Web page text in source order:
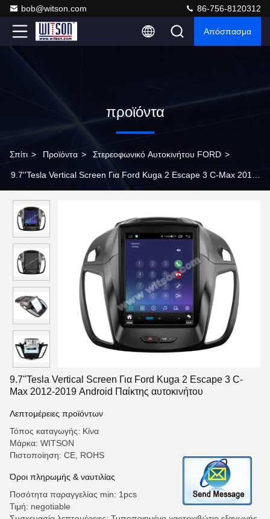
bob@witson.com 86-756-8120312
Απόσπασμα
προϊόντα
Σπίτι > Προϊόντα > Στερεοφωνικό Αυτοκινήτου FORD >
9.7''Tesla Vertical Screen Για Ford Kuga 2 Escape 3 C-Max 2012-
9.7''Tesla Vertical Screen Για Ford Kuga 2 Escape 3 C-
Max 2012-2019 Android Παίκτης αυτοκινήτου
Λεπτομέρειες προϊόντων
Τόπος καταγωγής: Κίνα
Μάρκα: WITSON
Πιστοποίηση: CE, ROHS
Όροι πληρωμής & ναυτιλίας
Ποσότητα παραγγελίας min: 1pcs
Τιμή: negotiable